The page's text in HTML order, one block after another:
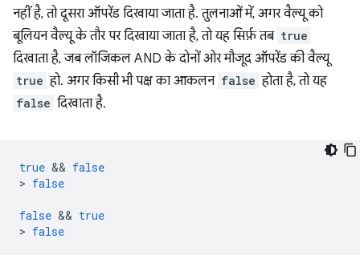
नहीं है, तो दूसरा ऑपरेंड दिखाया जाता है. तुलनाओं में, अगर वैल्यू को
बूलियन वैल्यू के तौर पर दिखाया जाता है, तो यह सिर्फ़ तब true
दिखाता है, जब लॉजिकल AND के दोनों ओर मौजूद ऑपरेंड की वैल्यू
true हो. अगर किसी भी पक्ष का आकलन false होता है, तो यह
false दिखाता है.
true && false
> false
false && true
> false